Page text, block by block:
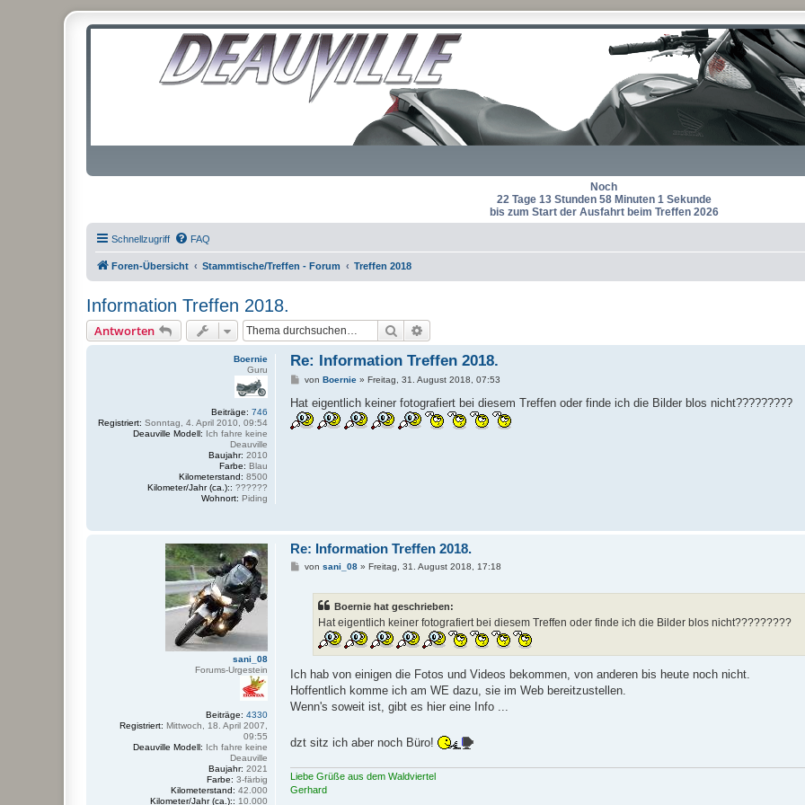
Noch
22 Tage 13 Stunden 58 Minuten 0 Sekunden
bis zum Start der Ausfahrt beim Treffen 2026
Schnellzugriff FAQ
Foren-Übersicht Stammtische/Treffen - Forum Treffen 2018
Information Treffen 2018.
Antworten Suche
Boernie
Guru
Beiträge: 746
Registriert: Sonntag, 4. April 2010, 09:54
Deauville Modell: Ich fahre keine
Deauville
Baujahr: 2010
Farbe: Blau
Kilometerstand: 8500
Kilometer/Jahr (ca.):: ??????
Wohnort: Piding
Re: Information Treffen 2018.
B
i
t
r
von Boernie» Freitag, 31. August 2018, 07:53
Hat eigentlich keiner fotografiert bei diesem Treffen oder finde ich die Bilder blos nicht?????????
sani_08
Forums-Urgestein
Beiträge: 4330
Registriert: Mittwoch, 18. April 2007,
09:55
Deauville Modell: Ich fahre keine
Deauville
Baujahr: 2021
Farbe: 3-färbig
Kilometerstand: 42.000
Kilometer/Jahr (ca.):: 10.000
Re: Information Treffen 2018.
Bvon sani_08» Freitag, 31. August 2018, 17:18
Boernie hat geschrieben:
Hat eigentlich keiner fotografiert bei diesem Treffen oder finde ich die Bilder blos nicht?????????
Ich hab von einigen die Fotos und Videos bekommen, von anderen bis heute noch nicht.
Hoffentlich komme ich am WE dazu, sie im Web bereitzustellen.
Wenn's soweit ist, gibt es hier eine Info ...
dzt sitz ich aber noch Büro!
Liebe Grüße aus dem Waldviertel
Gerhard